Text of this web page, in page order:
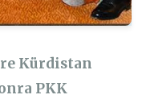
Kürdistan
PKK